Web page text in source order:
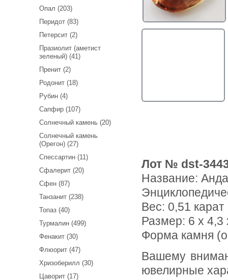
Опал (203)
Перидот (83)
Петерсит (2)
Празиолит (аметист
зеленый) (41)
Пренит (2)
Родонит (18)
Рубин (4)
Сапфир (107)
Солнечный камень (20)
Солнечный камень
(Орегон) (27)
Спессартин (11)
Сфалерит (20)
Сфен (87)
Танзанит (238)
Топаз (40)
Турмалин (499)
Фенакит (30)
Флюорит (47)
Хризоберилл (30)
Цаворит (17)
Лот № dst-
Название:
Вес: 0,51 карат
Размер: 6 x
Форма камня
Вашему вниманию предлагается андалузит! Ниже приводятся
ювелирные